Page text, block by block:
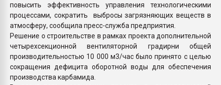
повысить эффективность управления технологическими
процессами, сократить выбросы загрязняющих веществ в
атмосферу, сообщила пресс-служба предприятия.
Решение о строительстве в рамках проекта дополнительной
четырехсекционной вентиляторной градирни общей
производительностью 10 000 м3/час было принято с целью
сокращения дефицита оборотной воды для обеспечения
производства карбамида.